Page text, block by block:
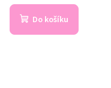
Do košíku